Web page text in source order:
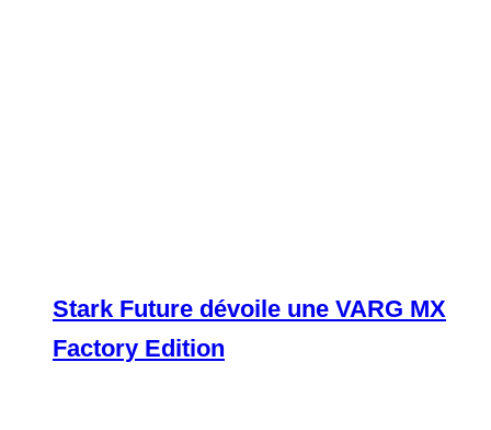
Stark Future dévoile une VARG MX
Factory Edition